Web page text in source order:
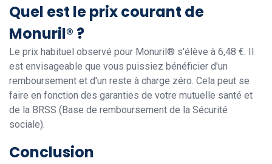
Quel est le prix courant de
Monuril® ?
Le prix habituel observé pour Monuril® s'élève à 6,48 €. Il
est envisageable que vous puissiez bénéficier d'un
remboursement et d'un reste à charge zéro. Cela peut se
faire en fonction des garanties de votre mutuelle santé et
de la BRSS (Base de remboursement de la Sécurité
sociale).
Conclusion